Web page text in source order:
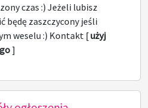
czas :) Jeżeli lubisz
będę zaszczycony jeśli
weselu :) Kontakt [użyj
]